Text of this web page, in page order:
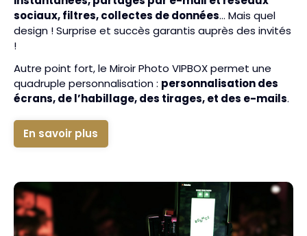
sociaux, filtres, collectes de données… Mais quel
design ! Surprise et succès garantis auprès des invités
!
Autre point fort, le Miroir Photo VIPBOX permet une
quadruple personnalisation : personnalisation des
écrans, de l’habillage, des tirages, et des e-mails.
En savoir plus